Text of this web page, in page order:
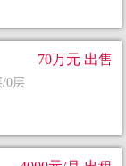
0层
70万元 出售